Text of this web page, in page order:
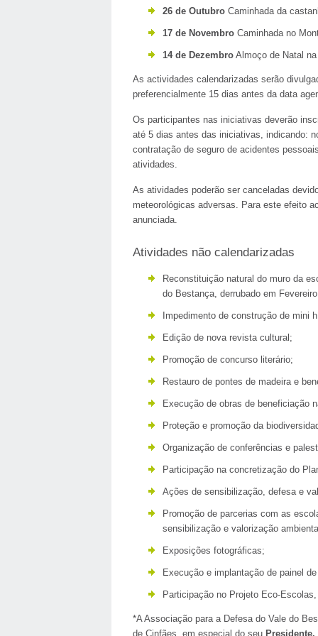
26 de Outubro Caminhada da
17 de Novembro Caminhada no
14 de Dezembro Almoço de Natal
As actividades calendarizadas serão
preferencialmente 15 dias antes da data
Os participantes nas iniciativas deverão
até 5 dias antes das iniciativas, indicando:
contratação de seguro de acidentes
atividades.
As atividades poderão ser canceladas
meteorológicas adversas. Para este efeito
anunciada.
Atividades não calendarizadas
Reconstituição natural do muro da
do Bestança, derrubado em
Impedimento de construção de mini
Edição de nova revista cultural;
Promoção de concurso literário;
Restauro de pontes de madeira e
Execução de obras de beneficiação
Proteção e promoção da
Organização de conferências e
Participação na concretização do
Ações de sensibilização, defesa e
Promoção de parcerias com as
sensibilização e valorização
Exposições fotográficas;
Execução e implantação de painel
Participação no Projeto Eco-
*A Associação para a Defesa do Vale do
de Cinfães, em especial do seu